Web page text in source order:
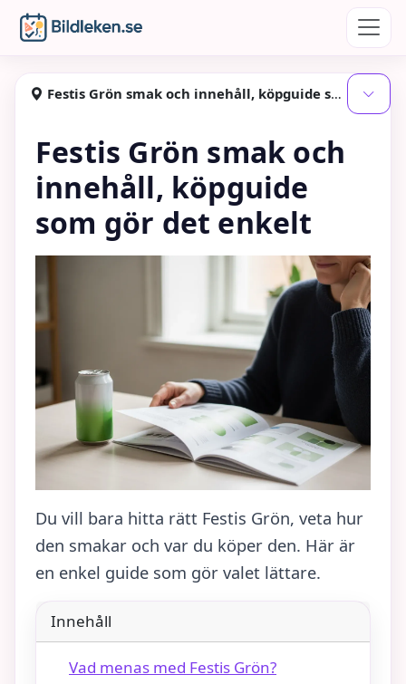
Hoppa till huvudinnehåll
Bildleken
Festis Grön smak och innehåll, köpguide som gör det enkelt
Festis Grön smak och
innehåll, köpguide
som gör det enkelt
Du vill bara hitta rätt Festis Grön, veta hur
den smakar och var du köper den. Här är
en enkel guide som gör valet lättare.
Innehåll
Vad menas med Festis Grön?